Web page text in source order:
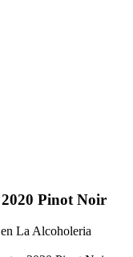
Pinot Noir
La Alcoholeria